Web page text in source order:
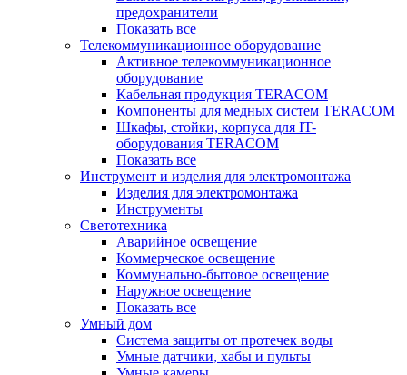
предохранители
Показать все
Телекоммуникационное оборудование
Активное телекоммуникационное
оборудование
Кабельная продукция TERACOM
Компоненты для медных систем TERACOM
Шкафы, стойки, корпуса для IT-
оборудования TERACOM
Показать все
Инструмент и изделия для электромонтажа
Изделия для электромонтажа
Инструменты
Светотехника
Аварийное освещение
Коммерческое освещение
Коммунально-бытовое освещение
Наружное освещение
Показать все
Умный дом
Система защиты от протечек воды
Умные датчики, хабы и пульты